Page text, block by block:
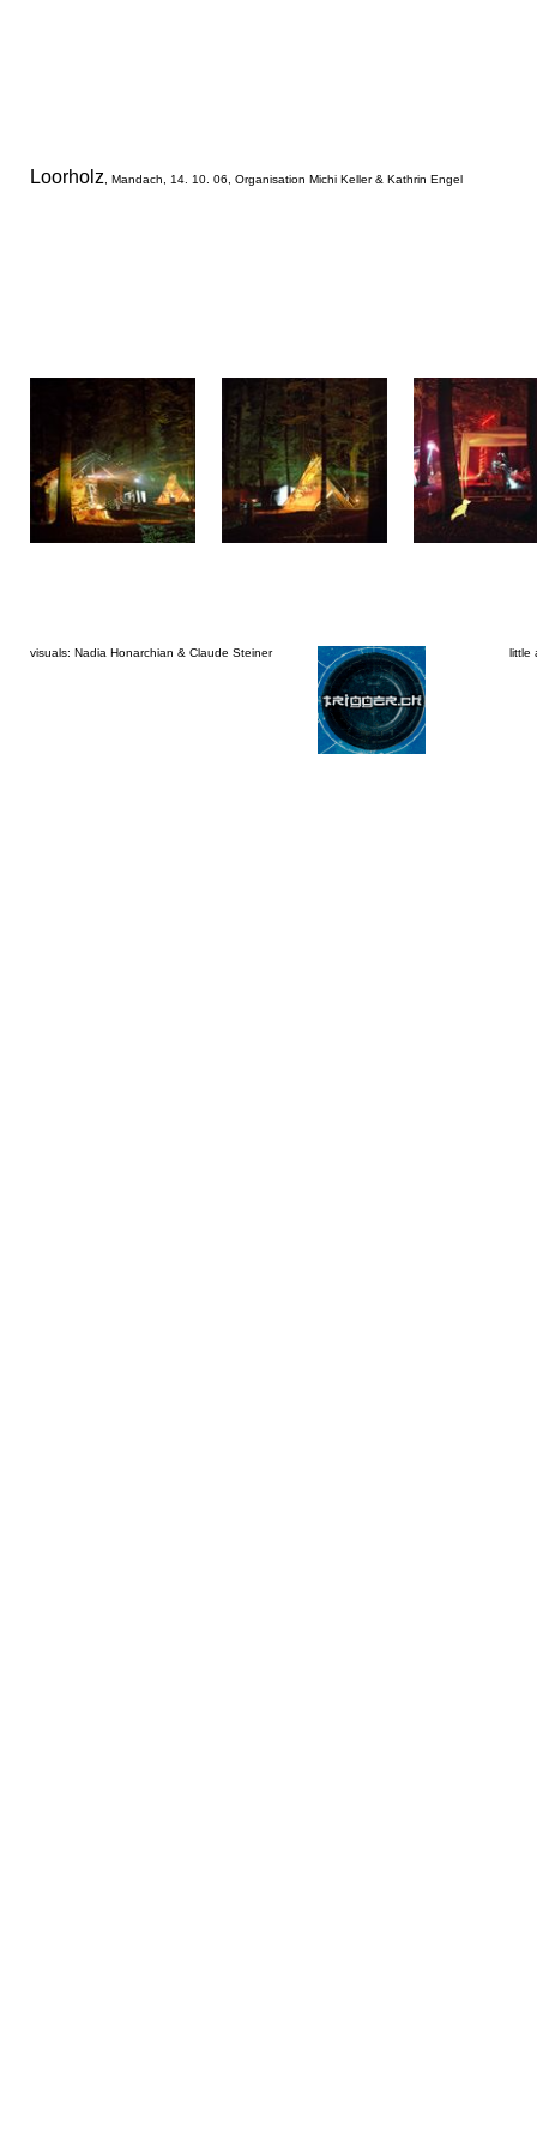
Loorholz , Mandach, 14. 10. 06, Organisation Michi Keller & Kathrin Engel
visuals: Nadia Honarchian & Claude Steiner little